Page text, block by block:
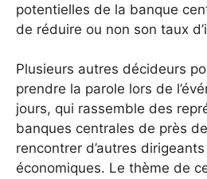
potentielles de la banque
de réduire ou non son taux
Plusieurs autres décideurs
prendre la parole lors de
jours, qui rassemble des
banques centrales de près
rencontrer d’autres
économiques. Le thème de